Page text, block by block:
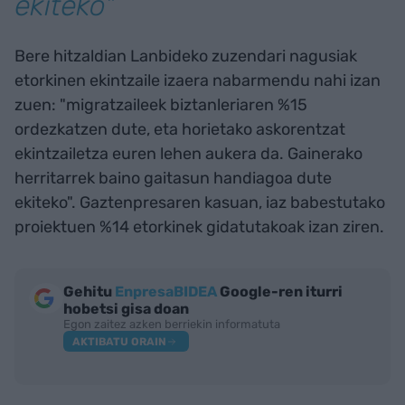
Bere hitzaldian Lanbideko zuzendari nagusiak
etorkinen ekintzaile izaera nabarmendu nahi izan
zuen: "migratzaileek biztanleriaren %15
ordezkatzen dute, eta horietako askorentzat
ekintzailetza euren lehen aukera da. Gainerako
herritarrek baino gaitasun handiagoa dute
ekiteko". Gaztenpresaren kasuan, iaz babestutako
proiektuen %14 etorkinek gidatutakoak izan ziren.
Gehitu EnpresaBIDEA Google-ren iturri
hobetsi gisa doan
Egon zaitez azken berriekin informatuta
AKTIBATU ORAIN